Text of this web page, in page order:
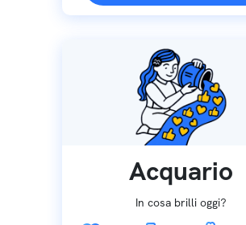
Acquario
In cosa brilli oggi?